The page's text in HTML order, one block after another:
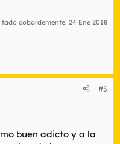
cobardemente: 24 Ene 2018
#5
buen adicto y a la